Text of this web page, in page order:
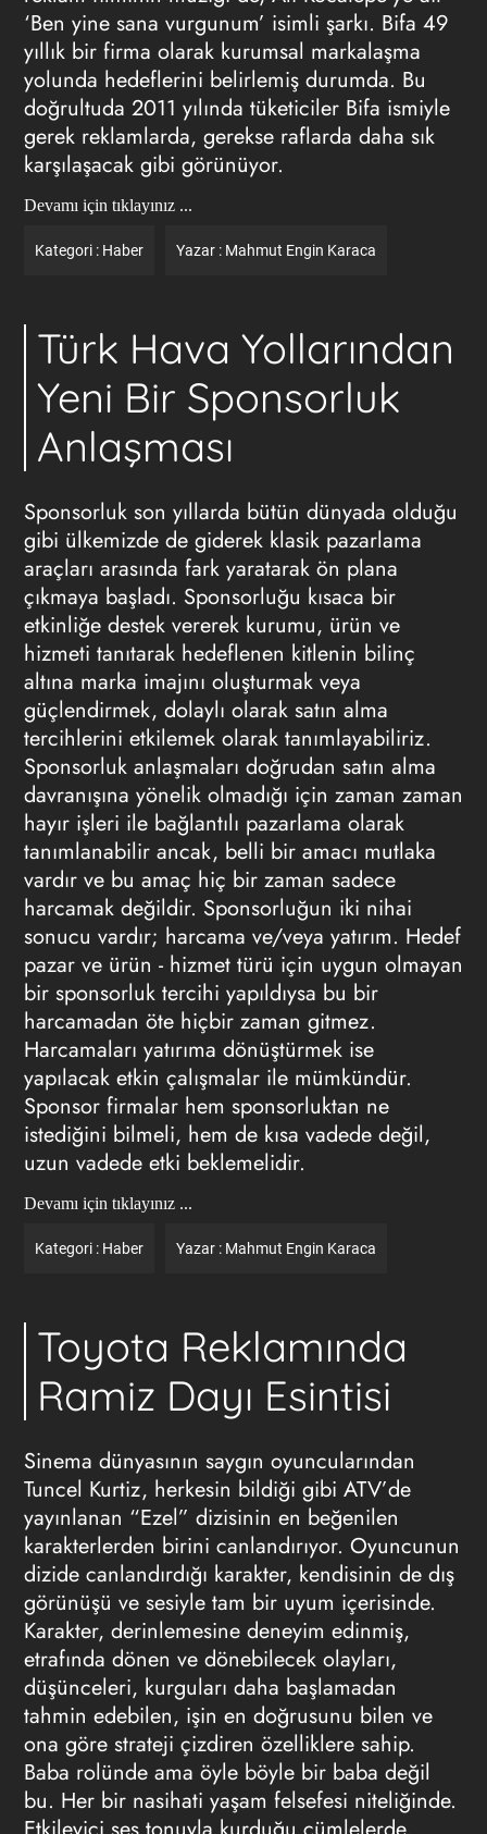
‘Ben yine sana vurgunum’ isimli şarkı. Bifa 49
yıllık bir firma olarak kurumsal markalaşma
yolunda hedeflerini belirlemiş durumda. Bu
doğrultuda 2011 yılında tüketiciler Bifa ismiyle
gerek reklamlarda, gerekse raflarda daha sık
karşılaşacak gibi görünüyor.
Devamı için tıklayınız ...
Kategori : Haber Yazar : Mahmut Engin Karaca
Türk Hava Yollarından
Yeni Bir Sponsorluk
Anlaşması
Sponsorluk son yıllarda bütün dünyada olduğu
gibi ülkemizde de giderek klasik pazarlama
araçları arasında fark yaratarak ön plana
çıkmaya başladı. Sponsorluğu kısaca bir
etkinliğe destek vererek kurumu, ürün ve
hizmeti tanıtarak hedeflenen kitlenin bilinç
altına marka imajını oluşturmak veya
güçlendirmek, dolaylı olarak satın alma
tercihlerini etkilemek olarak tanımlayabiliriz.
Sponsorluk anlaşmaları doğrudan satın alma
davranışına yönelik olmadığı için zaman zaman
hayır işleri ile bağlantılı pazarlama olarak
tanımlanabilir ancak, belli bir amacı mutlaka
vardır ve bu amaç hiç bir zaman sadece
harcamak değildir. Sponsorluğun iki nihai
sonucu vardır; harcama ve/veya yatırım. Hedef
pazar ve ürün - hizmet türü için uygun olmayan
bir sponsorluk tercihi yapıldıysa bu bir
harcamadan öte hiçbir zaman gitmez.
Harcamaları yatırıma dönüştürmek ise
yapılacak etkin çalışmalar ile mümkündür.
Sponsor firmalar hem sponsorluktan ne
istediğini bilmeli, hem de kısa vadede değil,
uzun vadede etki beklemelidir.
Devamı için tıklayınız ...
Kategori : Haber Yazar : Mahmut Engin Karaca
Toyota Reklamında
Ramiz Dayı Esintisi
Sinema dünyasının saygın oyuncularından
Tuncel Kurtiz, herkesin bildiği gibi ATV’de
yayınlanan “Ezel” dizisinin en beğenilen
karakterlerden birini canlandırıyor. Oyuncunun
dizide canlandırdığı karakter, kendisinin de dış
görünüşü ve sesiyle tam bir uyum içerisinde.
Karakter, derinlemesine deneyim edinmiş,
etrafında dönen ve dönebilecek olayları,
düşünceleri, kurguları daha başlamadan
tahmin edebilen, işin en doğrusunu bilen ve
ona göre strateji çizdiren özelliklere sahip.
Baba rolünde ama öyle böyle bir baba değil
bu. Her bir nasihati yaşam felsefesi niteliğinde.